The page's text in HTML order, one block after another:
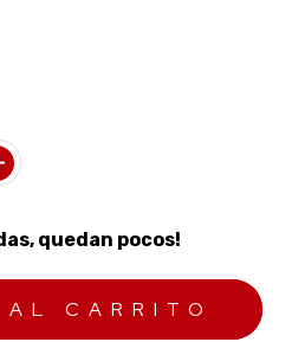
quedan pocos!